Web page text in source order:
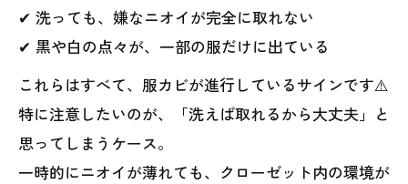
✔ 洗っても、嫌なニオイが完全に取れない
✔ 黒や白の点々が、一部の服だけに出ている
これらはすべて、服カビが進行しているサインです⚠️
特に注意したいのが、「洗えば取れるから大丈夫」と
思ってしまうケース。
一時的にニオイが薄れても、クローゼット内の環境が